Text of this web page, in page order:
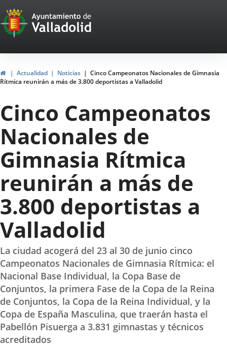
Portal
Web
del
Ayuntamiento
de
Valladolid
InicioActualidad Noticias
Cinco Campeonatos Nacionales de Gimnasia
Rítmica reunirán a más de 3.800 deportistas a Valladolid
Cinco Campeonatos
Nacionales de
Gimnasia Rítmica
reunirán a más de
3.800 deportistas a
Valladolid
La ciudad acogerá del 23 al 30 de junio cinco
Campeonatos Nacionales de Gimnasia Rítmica: el
Nacional Base Individual, la Copa Base de
Conjuntos, la primera Fase de la Copa de la Reina
de Conjuntos, la Copa de la Reina Individual, y la
Copa de España Masculina, que traerán hasta el
Pabellón Pisuerga a 3.831 gimnastas y técnicos
acreditados